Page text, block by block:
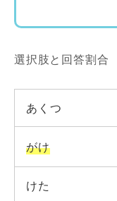
選択肢と回答割合
あくつ
がけ
けた